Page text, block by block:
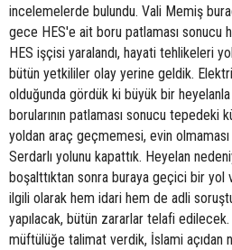
incelemelerde bulundu. Vali Memiş
gece HES'e ait boru patlaması sonucu
HES işçisi yaralandı, hayati tehlikeleri
bütün yetkililer olay yerine geldik.
olduğunda gördük ki büyük bir heyelanla
borularının patlaması sonucu tepedeki
yoldan araç geçmemesi, evin olmaması
Serdarlı yolunu kapattık. Heyelan
boşalttıktan sonra buraya geçici bir yol
ilgili olarak hem idari hem de adli
yapılacak, bütün zararlar telafi
müftülüğe talimat verdik, İslami açıdan